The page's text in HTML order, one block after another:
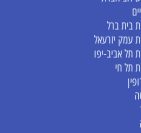
בית ברל
עמק יזרעאל
תל אביב-יפו
תל חי